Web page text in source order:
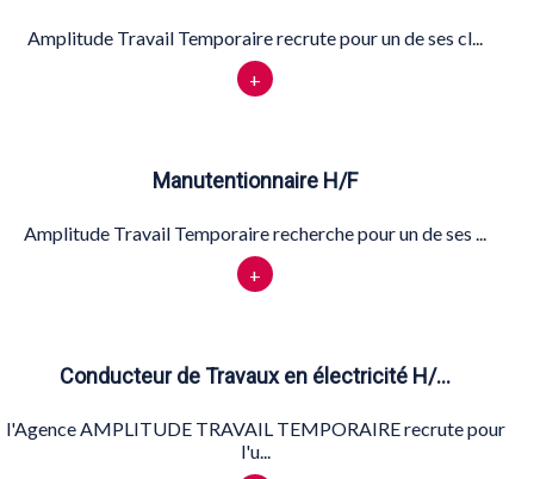
Amplitude Travail Temporaire recrute pour un de ses cl...
+
Manutentionnaire H/F
Amplitude Travail Temporaire recherche pour un de ses ...
+
Conducteur de Travaux en électricité H/…
l'Agence AMPLITUDE TRAVAIL TEMPORAIRE recrute pour
l'u...